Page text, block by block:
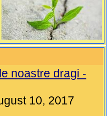
noastre dragi -
10, 2017